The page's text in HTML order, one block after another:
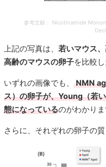
参考文献：
Nicotinamide
上記の写真は、 若いマウス
高齢のマウスの卵子を比較し
いずれの画像でも、 NMN
ス）の卵子が、Young（若
態になっているのがわかりま
さらに、それぞれの卵子の